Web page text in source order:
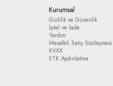
Kurumsal
Gizlilik ve Güvenlik
İptal ve İade
Yardım
Mesafeli Satış Sözleşmesi
KVKK
ETK Aydınlatma